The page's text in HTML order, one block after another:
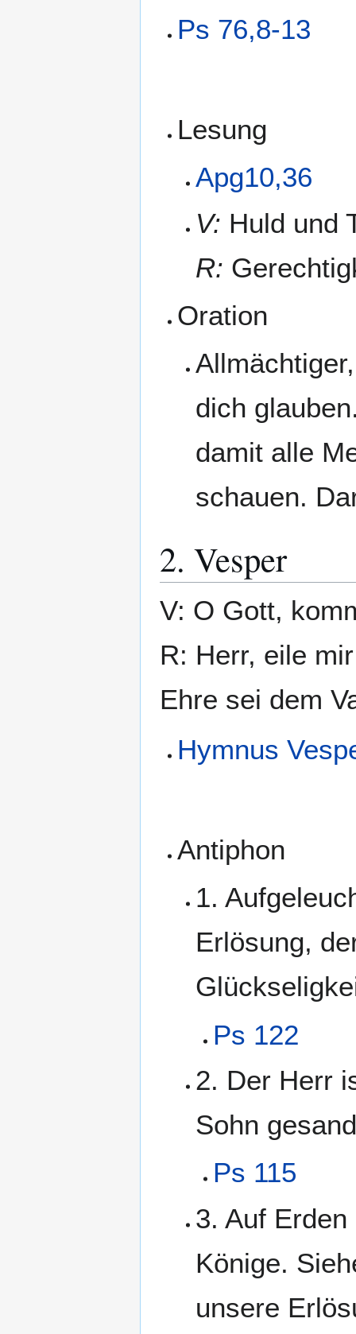
Ps 76,8-13
Lesung
Apg10,36
V: Huld und
R:
Oration
dich
damit alle
schauen.
2. Vesper
V: O Gott,
R: Herr, eile
Ehre sei dem
Hymnus
Antiphon
1.
Erlösung,
Ps 122
2. Der Herr
Sohn
Ps 115
3. Auf
Könige.
unsere